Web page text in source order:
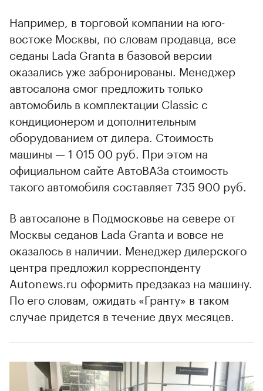
Например, в торговой компании на юго-
востоке Москвы, по словам продавца, все
седаны Lada Granta в базовой версии
оказались уже забронированы. Менеджер
автосалона смог предложить только
автомобиль в комплектации Classic с
кондиционером и дополнительным
оборудованием от дилера. Стоимость
машины — 1 015 00 руб. При этом на
официальном сайте АвтоВАЗа стоимость
такого автомобиля составляет 735 900 руб.
В автосалоне в Подмосковье на севере от
Москвы седанов Lada Granta и вовсе не
оказалось в наличии. Менеджер дилерского
центра предложил корреспонденту
Autonews.ru оформить предзаказ на машину.
По его словам, ожидать «Гранту» в таком
случае придется в течение двух месяцев.